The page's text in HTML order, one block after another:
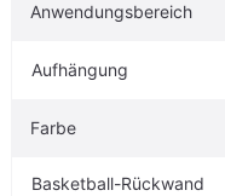
Anwendungsbereich
Aufhängung
Farbe
Basketball-Rückwand